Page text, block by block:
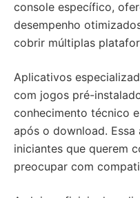
console específico,
desempenho
cobrir múltiplas
Aplicativos
com jogos pré-
conhecimento técnico
após o download.
iniciantes que querem
preocupar com